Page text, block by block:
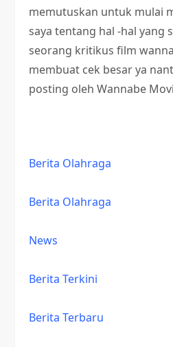
memutuskan untuk mulai
saya tentang hal -hal yang
seorang kritikus film
membuat cek besar ya
posting oleh Wannabe
Berita Olahraga
Berita Olahraga
News
Berita Terkini
Berita Terbaru